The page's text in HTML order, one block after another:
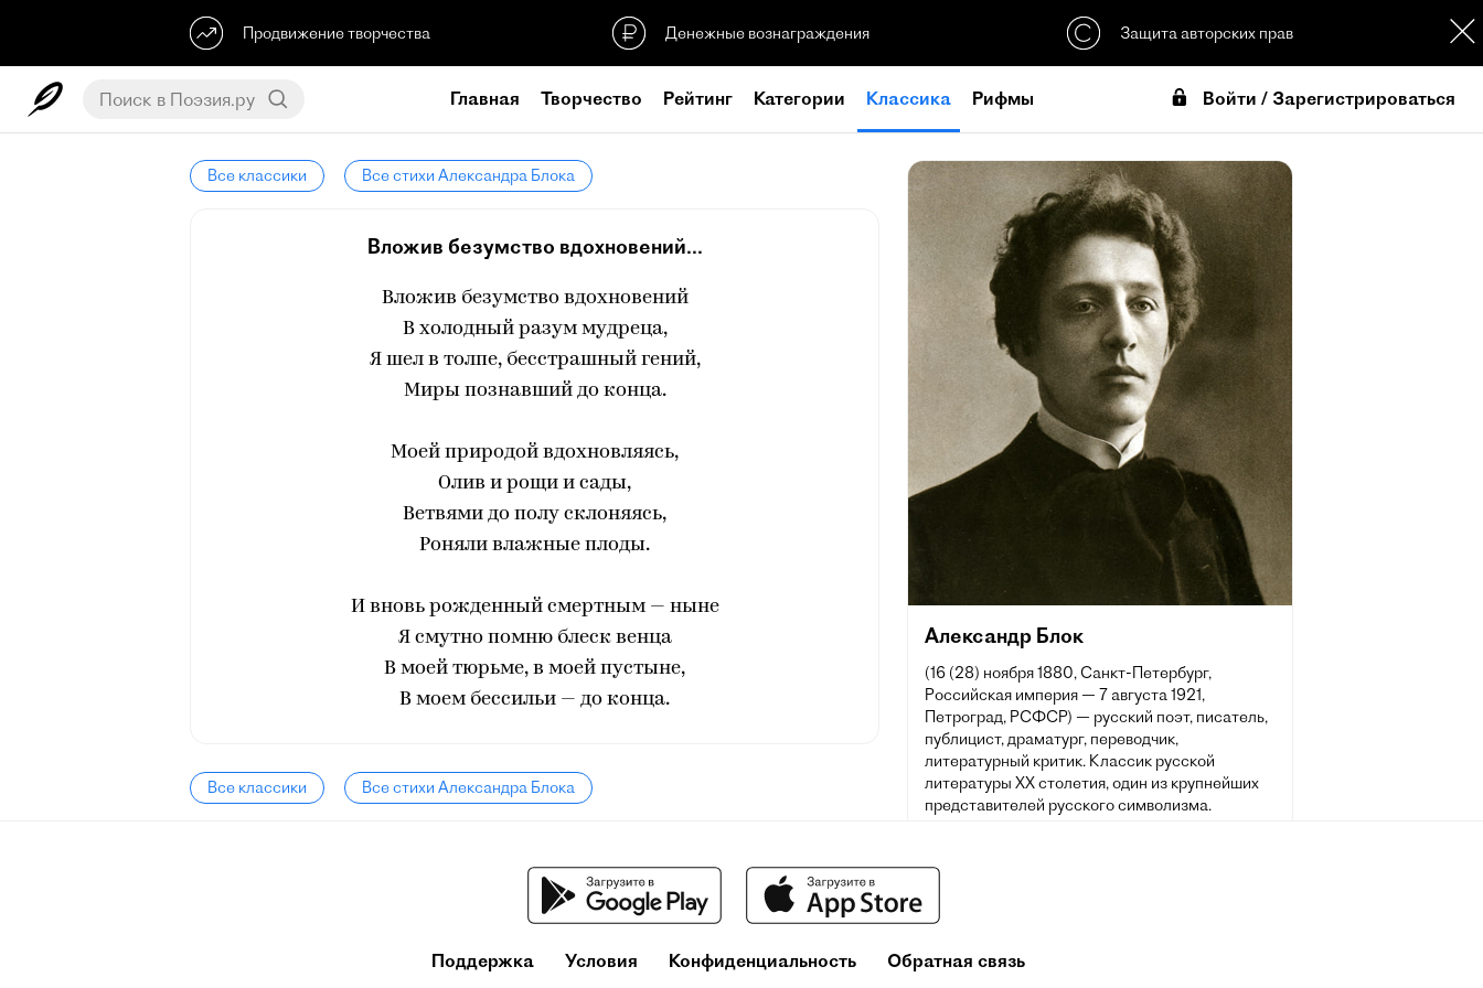
Продвижение творчества Денежные вознаграждения Защита авторских прав
Главная Творчество Рейтинг Категории Классика Рифмы Войти / Зарегистрироваться
Все классики Все стихи Александра Блока
Вложив безумство вдохновений...
Вложив безумство вдохновений
В холодный разум мудреца,
Я шел в толпе, бесстрашный гений,
Миры познавший до конца.
Моей природой вдохновляясь,
Олив и рощи и сады,
Ветвями до полу склоняясь,
Роняли влажные плоды.
И вновь рожденный смертным — ныне
Я смутно помню блеск венца
В моей тюрьме, в моей пустыне,
В моем бессильи — до конца.
Все классики Все стихи Александра Блока
Александр Блок
(16 (28) ноября 1880, Санкт-Петербург,
Российская империя — 7 августа 1921,
Петроград, РСФСР) — русский поэт, писатель,
публицист, драматург, переводчик,
литературный критик. Классик русской
литературы XX столетия, один из крупнейших
представителей русского символизма.
Поддержка Условия Конфиденциальность Обратная связь